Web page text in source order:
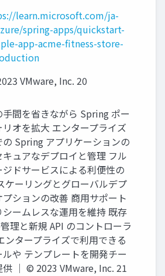
learn.microsoft.com/ja-
spring-apps/quickstart-
app-acme-fitness-store-
VMware, Inc. 20
間を省きながら Spring ポー
リオを拡⼤ エンタープライズ
の Spring アプリケーションの
キュアなデプロイと管理 フル
ジドサービスによる利便性の
ケーリングとグローバルデプ
プションの改善 商⽤サポート
シームレスな運⽤を維持 既存
理と新規 API のコントローラ
ンタープライズで利⽤できる
ルや テンプレートを開発チー
供 │ © 2023 VMware, Inc. 21